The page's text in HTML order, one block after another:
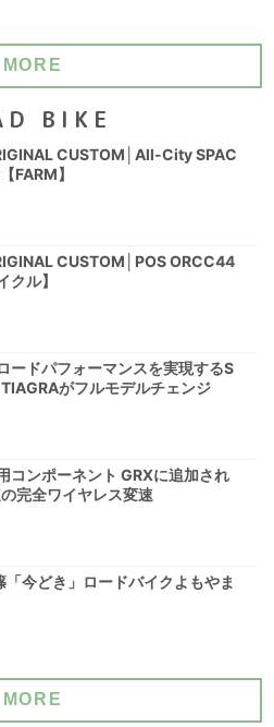
MORE
BIKE
CUSTOM│All-City SPAC
FARM】
CUSTOM│POS ORCC44
クル】
ードパフォーマンスを実現するS
がフルモデルチェンジ
コンポーネント GRXに追加され
完全ワイヤレス変速
今どき」ロードバイクよもやま
MORE